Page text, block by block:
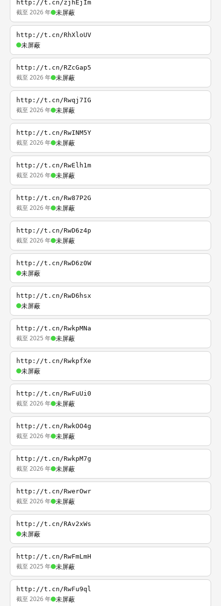
http://t.cn/zjhEjIm
截至 2026 年 未屏蔽
http://t.cn/RhXloUV
未屏蔽
http://t.cn/RZcGap5
截至 2026 年 未屏蔽
http://t.cn/Rwqj7IG
截至 2026 年 未屏蔽
http://t.cn/RwINM5Y
截至 2026 年 未屏蔽
http://t.cn/RwElh1m
截至 2026 年 未屏蔽
http://t.cn/Rw87P2G
截至 2026 年 未屏蔽
http://t.cn/RwD6z4p
截至 2026 年 未屏蔽
http://t.cn/RwD6z0W
未屏蔽
http://t.cn/RwD6hsx
未屏蔽
http://t.cn/RwkpMNa
截至 2025 年 未屏蔽
http://t.cn/RwkpfXe
未屏蔽
http://t.cn/RwFuUi0
截至 2026 年 未屏蔽
http://t.cn/RwkOO4g
截至 2026 年 未屏蔽
http://t.cn/RwkpM7g
截至 2026 年 未屏蔽
http://t.cn/RwerOwr
截至 2026 年 未屏蔽
http://t.cn/RAv2xWs
未屏蔽
http://t.cn/RwFmLmH
截至 2025 年 未屏蔽
http://t.cn/RwFu9ql
截至 2026 年 未屏蔽